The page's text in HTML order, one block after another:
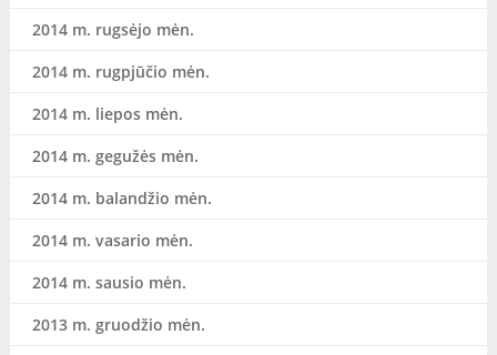
2014 m. rugsėjo mėn.
2014 m. rugpjūčio mėn.
2014 m. liepos mėn.
2014 m. gegužės mėn.
2014 m. balandžio mėn.
2014 m. vasario mėn.
2014 m. sausio mėn.
2013 m. gruodžio mėn.